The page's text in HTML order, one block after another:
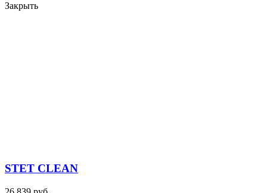
UV-STICK AX
UV-STICK-...-NX-UL
UV-STICK-NX
Закрыть
STET CLEAN